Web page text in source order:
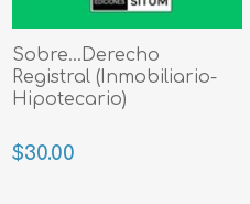
Sobre...Derecho
Registral (Inmobiliario-
Hipotecario)
$30.00